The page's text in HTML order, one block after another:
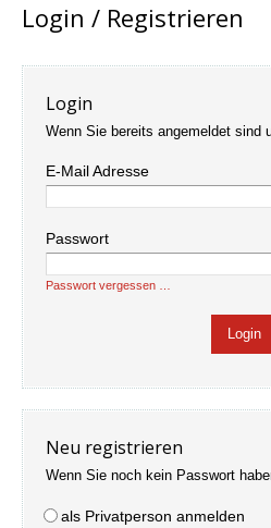
Login / Registrieren
Login
Wenn Sie bereits angemeldet sind
E-Mail Adresse
Passwort
Passwort vergessen …
Neu registrieren
Wenn Sie noch kein Passwort
als Privatperson anmelden